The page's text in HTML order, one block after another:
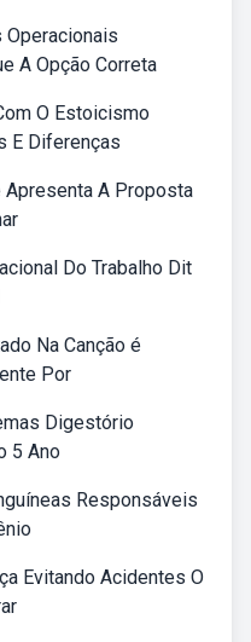
A Opção Correta
O Estoicismo
E Diferenças
Apresenta A Proposta
Do Trabalho Dit
Na Canção é
Por
Digestório
5 Ano
Responsáveis
Evitando Acidentes O